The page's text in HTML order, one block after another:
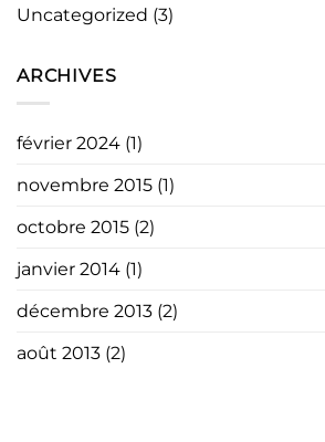
Uncategorized (3)
ARCHIVES
février 2024 (1)
novembre 2015 (1)
octobre 2015 (2)
janvier 2014 (1)
décembre 2013 (2)
août 2013 (2)